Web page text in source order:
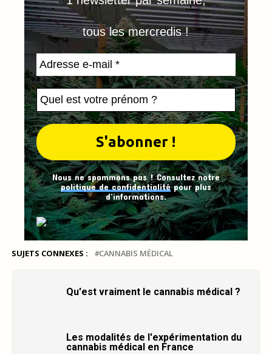
tous les mercredis !
Nous ne spammons pas ! Consultez notre
politique de confidentialitépour plus
d’informations.
SUJETS CONNEXES : CANNABIS MÉDICAL
Qu'est vraiment le cannabis médical ?
Les modalités de l'expérimentation du
cannabis médical en France